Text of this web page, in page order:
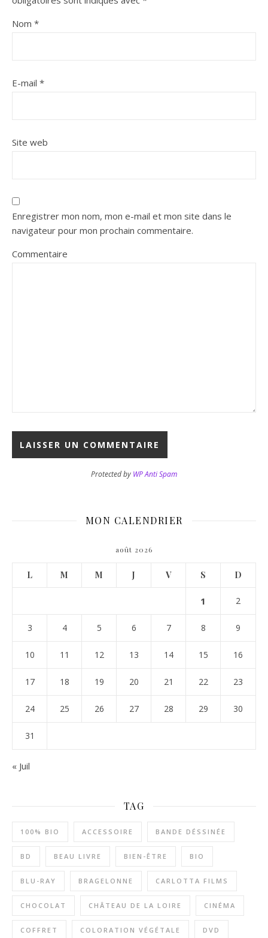
Nom *
E-mail *
Site web
Enregistrer mon nom, mon e-mail et mon site dans le
navigateur pour mon prochain commentaire.
Commentaire
Protected by WP Anti Spam
MON CALENDRIER
août 2026
L M M J V S D
1 2
3 4 5 6 7 8 9
10 11 12 13 14 15 16
17 18 19 20 21 22 23
24 25 26 27 28 29 30
31
« Juil
TAG
100% BIO ACCESSOIRE BANDE DÉSSINÉE
BD BEAU LIVRE BIEN-ÊTRE BIO
BLU-RAY BRAGELONNE CARLOTTA FILMS
CHOCOLAT CHÂTEAU DE LA LOIRE CINÉMA
COFFRET COLORATION VÉGÉTALE DVD